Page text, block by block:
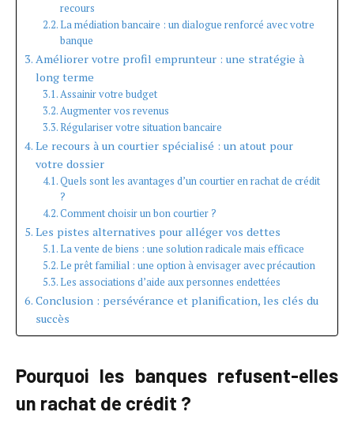
recours
La médiation bancaire : un dialogue renforcé avec votre
banque
Améliorer votre profil emprunteur : une stratégie à
long terme
Assainir votre budget
Augmenter vos revenus
Régulariser votre situation bancaire
Le recours à un courtier spécialisé : un atout pour
votre dossier
Quels sont les avantages d’un courtier en rachat de crédit
?
Comment choisir un bon courtier ?
Les pistes alternatives pour alléger vos dettes
La vente de biens : une solution radicale mais efficace
Le prêt familial : une option à envisager avec précaution
Les associations d’aide aux personnes endettées
Conclusion : persévérance et planification, les clés du
succès
Pourquoi les banques refusent-elles
un rachat de crédit ?